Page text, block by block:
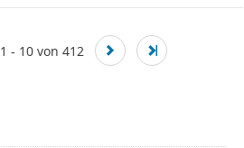
1 - 10 von 412